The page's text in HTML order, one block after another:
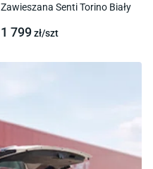
Zawieszana Senti Torino Biały
1 799zł/szt